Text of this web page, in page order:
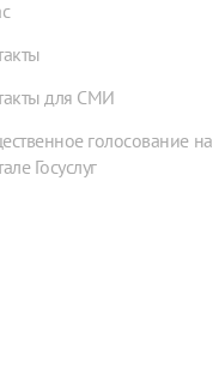
для СМИ
голосование на
Госуслуг